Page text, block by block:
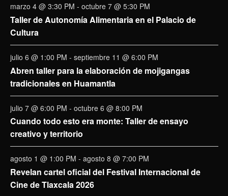
marzo 4 @ 3:30 PM - octubre 7 @ 5:30 PM
Taller de Autonomía Alimentaria en el Palacio de
Cultura
julio 6 @ 1:00 PM - septiembre 11 @ 6:00 PM
Abren taller para la elaboración de mojigangas
tradicionales en Huamantla
julio 7 @ 6:00 PM - octubre 6 @ 8:00 PM
Cuando todo esto era monte: Taller de ensayo
creativo y territorio
agosto 1 @ 1:00 PM - agosto 8 @ 7:00 PM
Revelan cartel oficial del Festival Internacional de
Cine de Tlaxcala 2026